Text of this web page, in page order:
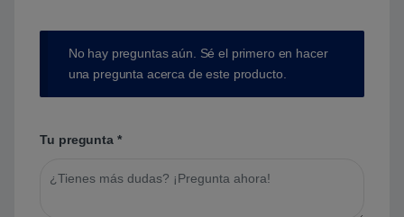
No hay preguntas aún. Sé el primero en hacer
una pregunta acerca de este producto.
Tu pregunta *